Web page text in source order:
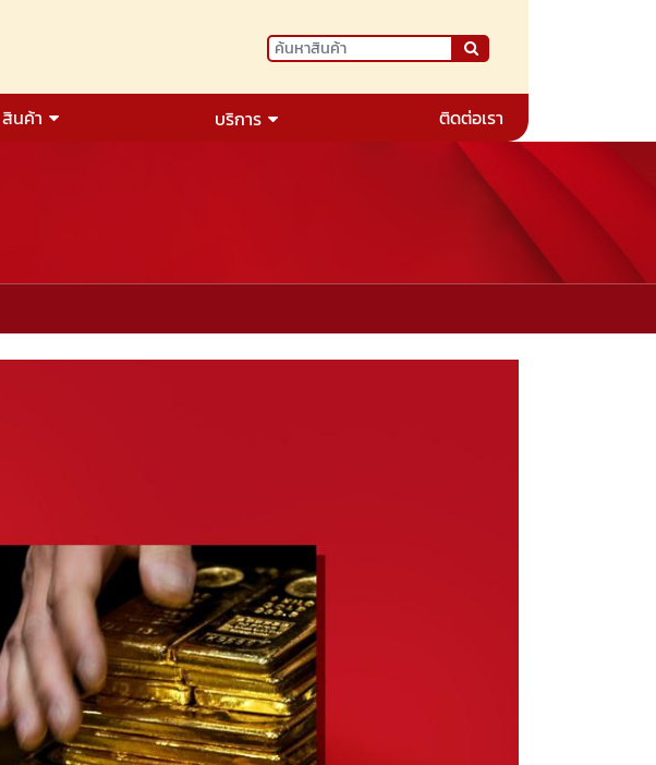
สินค้า บริการ ติดต่อเรา